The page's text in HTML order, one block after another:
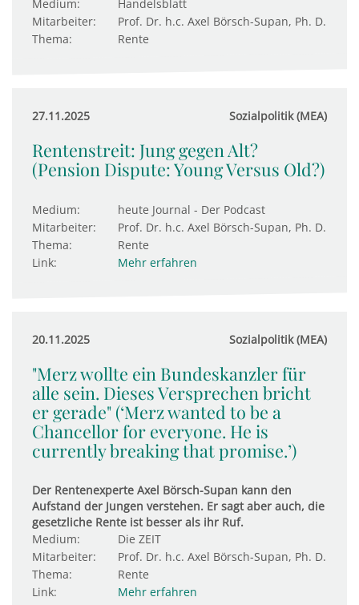
Medium:
Handelsblatt
Mitarbeiter:
Prof. Dr. h.c. Axel Börsch-Supan, Ph. D.
Thema:
Rente
27.11.2025 Sozialpolitik (MEA)
Rentenstreit: Jung gegen Alt?
(Pension Dispute: Young Versus Old?)
Medium:
heute Journal - Der Podcast
Mitarbeiter:
Prof. Dr. h.c. Axel Börsch-Supan, Ph. D.
Thema:
Rente
Link:
Mehr erfahren
20.11.2025 Sozialpolitik (MEA)
"Merz wollte ein Bundeskanzler für
alle sein. Dieses Versprechen bricht
er gerade" (‘Merz wanted to be a
Chancellor for everyone. He is
currently breaking that promise.’)
Der Rentenexperte Axel Börsch-Supan kann den
Aufstand der Jungen verstehen. Er sagt aber auch, die
gesetzliche Rente ist besser als ihr Ruf.
Medium:
Die ZEIT
Mitarbeiter:
Prof. Dr. h.c. Axel Börsch-Supan, Ph. D.
Thema:
Rente
Link:
Mehr erfahren